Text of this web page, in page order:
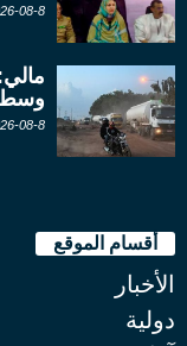
2026-08-8
وسط
2026-08-8
أقسام الموقع
الأخبار
دولية